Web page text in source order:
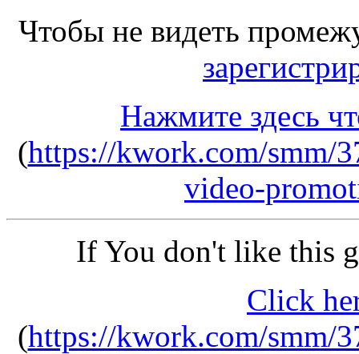
Чтобы не видеть
Нажмите здесь
(https://kwork.com/smm/
video-
If You don't like this
Click
(https://kwork.com/smm/